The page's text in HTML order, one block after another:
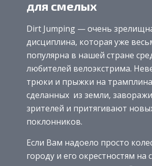
для смелых
Dirt Jumping — очень
дисциплина, которая уже
популярна в нашей стране
любителей велоэкстрима.
трюки и прыжки на
сделанных из земли,
зрителей и притягивают
поклонников.
Если Вам надоело просто
городу и его окрестностям на